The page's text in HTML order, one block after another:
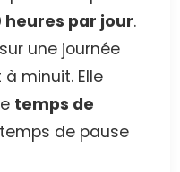
heures par jour.
une journée
minuit. Elle
temps de
de pause